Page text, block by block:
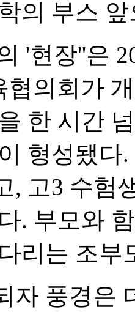
의 부스
'현장''은
의회가
한 시간
형성됐다
, 고3 수험
. 부모와
리는 조부
자 풍경은